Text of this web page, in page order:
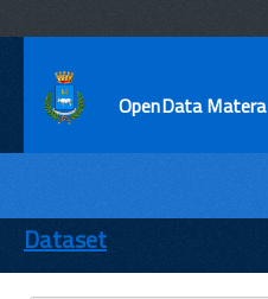
OpenData Matera
ENTI
TEMI
Dataset